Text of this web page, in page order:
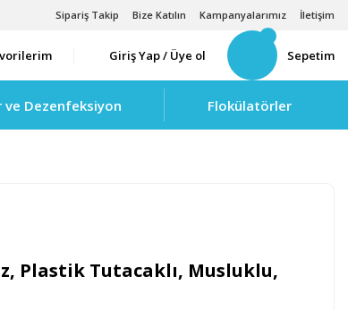
Sipariş Takip Bize Katılın Kampanyalarımız İletişim
Giriş Yap / Üye ol Sepetim
ve Dezenfeksiyon Flokülatörler
Plastik Tutacaklı, Musluklu,